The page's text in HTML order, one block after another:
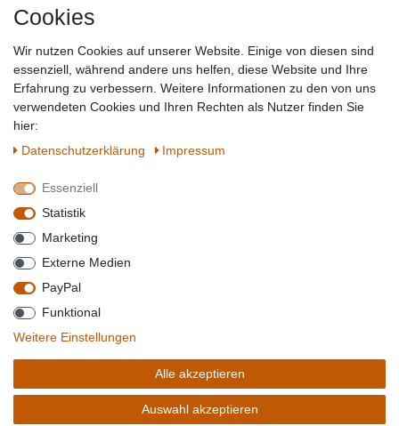
Topmarken
SICHER EINKAUFEN
QUALITÄT
WIR AKZEPTIEREN
*Alle Preise verstehen sich inkl. MwSt. zzgl. Versandkosten. **Gilt für Lieferungen
innerhalb deutschlands, Lieferzeiten für andere Länder entnehmen Sie bitte der
Schaltfäche mit denVersandinformationen. *** Bei den ausgewiesenen Versandkosten
handelt es sich um die StandardVersandkostenfür Deutschland, diese ändern sich je
nach Auswahl Ihres Lieferlandes.
Copyright 2020 © Mega-Paradies GmbH | Alle Rechte vorbehalten.
Cookies
Wir nutzen Cookies auf unserer Website. Einige von diesen sind
essenziell, während andere uns helfen, diese Website und Ihre
Erfahrung zu verbessern. Weitere Informationen zu den von uns
verwendeten Cookies und Ihren Rechten als Nutzer finden Sie
hier:
Daten­schutz­erklärung
Impressum
Essenziell
Statistik
Marketing
Externe Medien
PayPal
Funktional
Weitere Einstellungen
Alle akzeptieren
Auswahl akzeptieren